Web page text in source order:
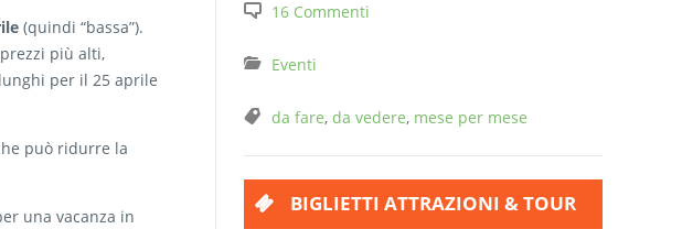
(quindi “bassa”).
più alti,
per il 25 aprile
può ridurre la
una vacanza in
16 Commenti
Eventi
da fare, da vedere, mese per mese
BIGLIETTI ATTRAZIONI & TOUR